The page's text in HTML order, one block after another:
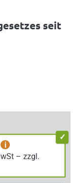
seit
i
– zzgl.